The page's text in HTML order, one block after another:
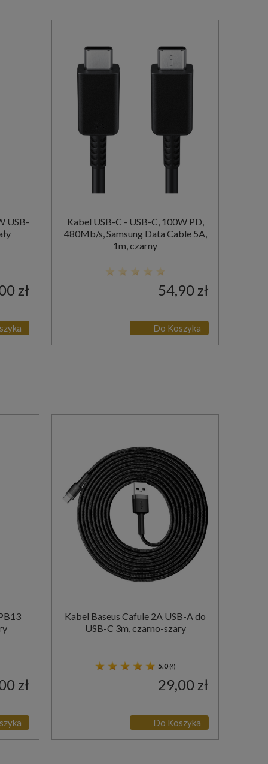
zł
Kabel USB-C - USB-C, 100W PD,
480Mb/s, Samsung Data Cable 5A,
1m, czarny
54,90 zł
Do Koszyka
zł
Kabel Baseus Cafule 2A USB-A do
USB-C 3m, czarno-szary
5.0 (4)
29,00 zł
Do Koszyka